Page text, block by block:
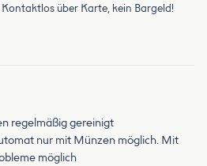
über Karte, kein Bargeld!
regelmäßig gereinigt
nur mit Münzen möglich. Mit
möglich